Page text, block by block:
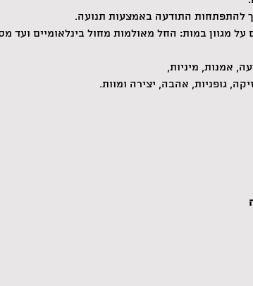
להתפתחות התודעה באמצעות תנועה.
על מגוון במות: החל מאולמות מחול בינלאומיים ועד
אמנות, מיניות,
גופניות, אהבה, יצירה ומוות.